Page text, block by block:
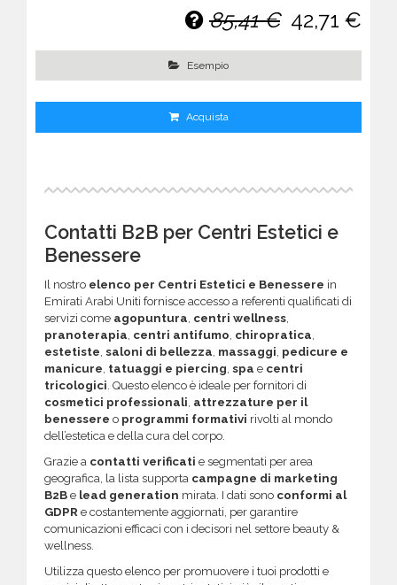
85,41 € 42,71 €
Esempio
Acquista
Contatti B2B per Centri Estetici e
Benessere
Il nostro elenco per Centri Estetici e Benessere in
Emirati Arabi Uniti fornisce accesso a referenti qualificati di
servizi come agopuntura, centri wellness,
pranoterapia, centri antifumo, chiropratica,
estetiste, saloni di bellezza, massaggi, pedicure e
manicure, tatuaggi e piercing, spa e centri
tricologici. Questo elenco è ideale per fornitori di
cosmetici professionali, attrezzature per il
benessere o programmi formativi rivolti al mondo
dell’estetica e della cura del corpo.
Grazie a contatti verificati e segmentati per area
geografica, la lista supporta campagne di marketing
B2B e lead generation mirata. I dati sono conformi al
GDPR e costantemente aggiornati, per garantire
comunicazioni efficaci con i decisori nel settore beauty &
wellness.
Utilizza questo elenco per promuovere i tuoi prodotti e